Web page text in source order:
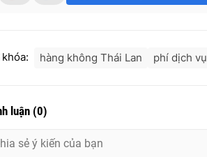
hàng không Thái Lan phí dịch vụ
luận (0)